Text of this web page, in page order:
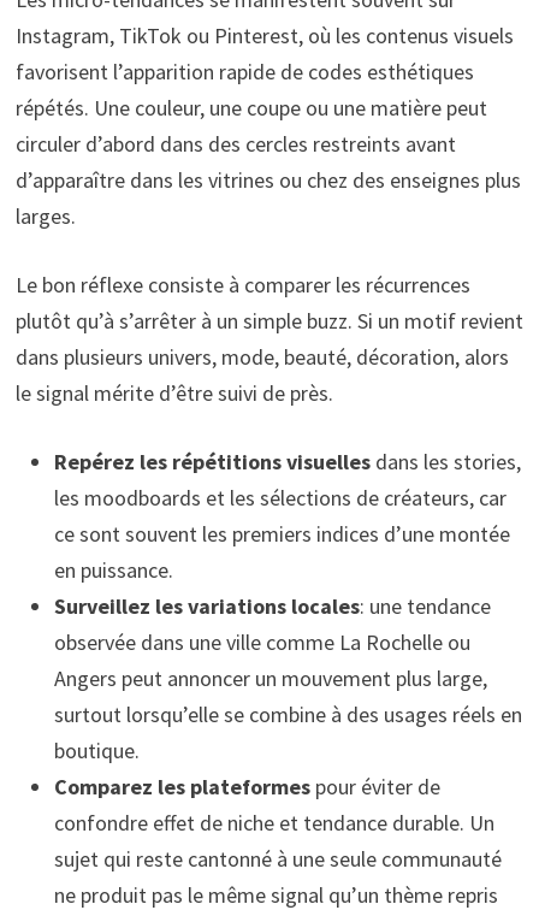
Instagram, TikTok ou Pinterest, où les contenus visuels
favorisent l’apparition rapide de codes esthétiques
répétés. Une couleur, une coupe ou une matière peut
circuler d’abord dans des cercles restreints avant
d’apparaître dans les vitrines ou chez des enseignes plus
larges.
Le bon réflexe consiste à comparer les récurrences
plutôt qu’à s’arrêter à un simple buzz. Si un motif revient
dans plusieurs univers, mode, beauté, décoration, alors
le signal mérite d’être suivi de près.
Repérez les répétitions visuellesdans les stories,
les moodboards et les sélections de créateurs, car
ce sont souvent les premiers indices d’une montée
en puissance.
Surveillez les variations locales: une tendance
observée dans une ville comme La Rochelle ou
Angers peut annoncer un mouvement plus large,
surtout lorsqu’elle se combine à des usages réels en
boutique.
Comparez les plateformespour éviter de
confondre effet de niche et tendance durable. Un
sujet qui reste cantonné à une seule communauté
ne produit pas le même signal qu’un thème repris